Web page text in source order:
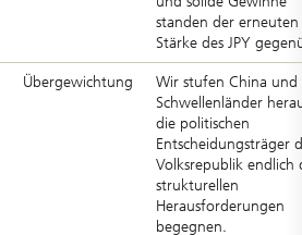
standen der erneuten
Stärke des JPY
Übergewichtung
Wir stufen China und
Schwellenländer
die politischen
Entscheidungsträger
Volksrepublik endlich
strukturellen
Herausforderungen
begegnen.